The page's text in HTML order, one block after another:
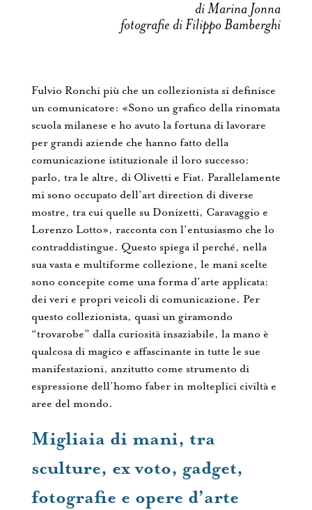
di Marina Jonna
fotografie di Filippo Bamberghi
Fulvio Ronchi più che un collezionista si definisce
un comunicatore: «Sono un grafico della rinomata
scuola milanese e ho avuto la fortuna di lavorare
per grandi aziende che hanno fatto della
comunicazione istituzionale il loro successo:
parlo, tra le altre, di Olivetti e Fiat. Parallelamente
mi sono occupato dell’art direction di diverse
mostre, tra cui quelle su Donizetti, Caravaggio e
Lorenzo Lotto», racconta con l’entusiasmo che lo
contraddistingue. Questo spiega il perché, nella
sua vasta e multiforme collezione, le mani scelte
sono concepite come una forma d’arte applicata:
dei veri e propri veicoli di comunicazione. Per
questo collezionista, quasi un giramondo
“trovarobe” dalla curiosità insaziabile, la mano è
qualcosa di magico e affascinante in tutte le sue
manifestazioni, anzitutto come strumento di
espressione dell’homo faber in molteplici civiltà e
aree del mondo.
Migliaia di mani, tra
sculture, ex voto, gadget,
fotografie e opere d’arte